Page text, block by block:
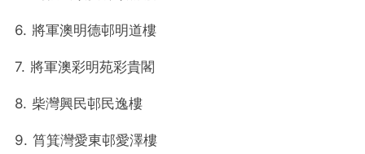
6. 將軍澳明德邨明道樓
7. 將軍澳彩明苑彩貴閣
8. 柴灣興民邨民逸樓
9. 筲箕灣愛東邨愛澤樓